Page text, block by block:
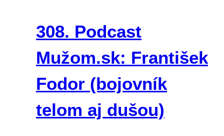
308. Podcast
Mužom.sk: František
Fodor (bojovník
telom aj dušou)